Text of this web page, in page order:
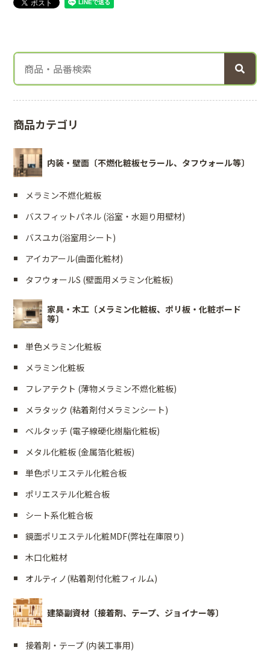
商品カテゴリ
内装・壁面〔不燃化粧板セラール、タフウォール等〕
メラミン不燃化粧板
バスフィットパネル (浴室・水廻り用壁材)
バスユカ(浴室用シート)
アイカアール(曲面化粧材)
タフウォールS (壁面用メラミン化粧板)
家具・木工〔メラミン化粧板、ポリ板・化粧ボード
等〕
単色メラミン化粧板
メラミン化粧板
フレアテクト (薄物メラミン不燃化粧板)
メラタック (粘着剤付メラミンシート)
ベルタッチ (電子線硬化樹脂化粧板)
メタル化粧板 (金属箔化粧板)
単色ポリエステル化粧合板
ポリエステル化粧合板
シート系化粧合板
鏡面ポリエステル化粧MDF(弊社在庫限り)
木口化粧材
オルティノ(粘着剤付化粧フィルム)
建築副資材〔接着剤、テープ、ジョイナー等〕
接着剤・テープ (内装工事用)